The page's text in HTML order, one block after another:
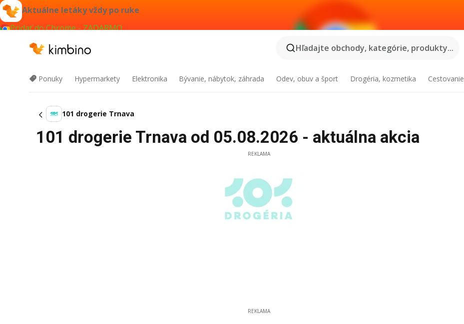
Aktuálne letáky vždy po ruke
Pridať do Chrome - ZADARMO
Hľadajte obchody, kategórie, produkty...
Ponuky Hypermarkety Elektronika Bývanie, nábytok, záhrada Odev, obuv a šport Drogéria, kozmetika Cestovanie
101 drogerie Trnava
101 drogerie Trnava od 05.08.2026 - aktuálna akcia
REKLAMA
REKLAMA